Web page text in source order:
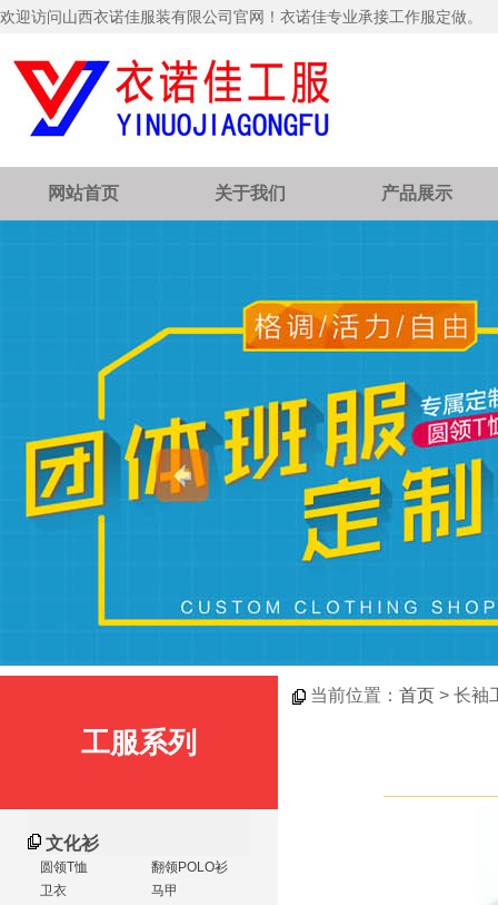
欢迎访问山西衣诺佳服装有限公司官网！衣诺佳专业承接工作服定做。
网站首页 关于我们 产品展示
工服系列
文化衫
圆领T恤
翻领POLO衫
卫衣
马甲
当前位置： 首页 > 长袖